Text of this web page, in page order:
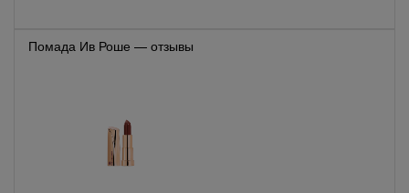
Помада Ив Роше — отзывы